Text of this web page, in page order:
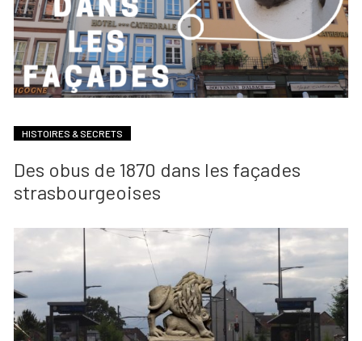
HISTOIRES & SECRETS
Des obus de 1870 dans les façades
strasbourgeoises